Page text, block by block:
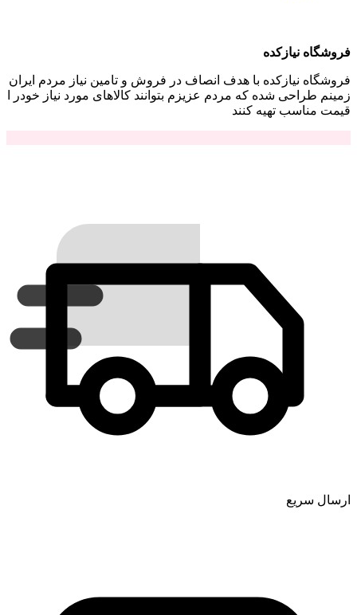
فروشگاه نیازکده
فروشگاه نیازکده با هدف انصاف در فروش و تامین نیاز مردم ایران
زمینم طراحی شده که مردم عزیزم بتوانند کالاهای مورد نیاز خودر ا
قیمت مناسب تهیه کنند
ارسال سریع